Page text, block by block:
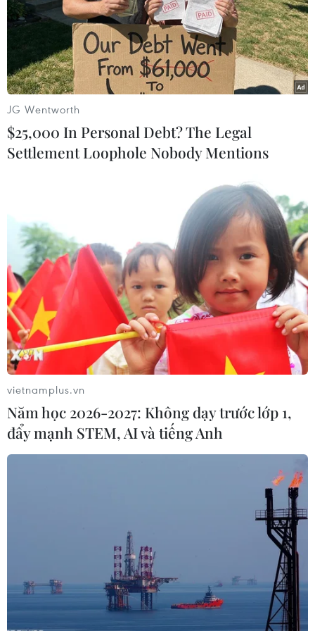
#tội phạm hình sự
#hình sự #công an
#vụ án
#phạm pháp
#pháp luật #pháp đình
#xã hội
#an ninh xã hội
#chính trị #VietnamPlus
#Vietnam
#Plus.
Bồ Đào Nha
Theo dõi VietnamPlus
TIN LIÊN QUAN
Bồ Đào Nha đánh rơi chiến thắng trước
Mexico ở phút bù giờ
Bồ Đào Nha đã không có sự khởi đầu như ý muốn khi
để cho Mexico cầm hòa 2-2 ở trận ra quân bảng A
Confederations Cup 2017.
JG Wentworth
$25,000 In Personal Debt? The Legal
Settlement Loophole Nobody Mentions
vietnamplus.vn
Năm học 2026-2027: Không dạy trước lớp 1,
đẩy mạnh STEM, AI và tiếng Anh